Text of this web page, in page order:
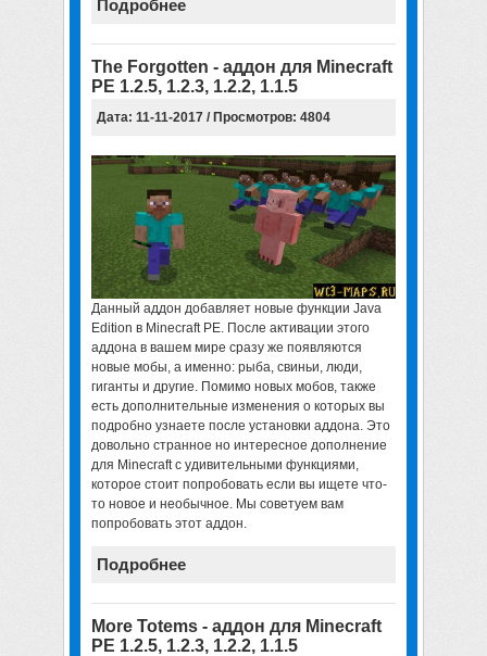
Подробнее
The Forgotten - аддон для Minecraft
PE 1.2.5, 1.2.3, 1.2.2, 1.1.5
Дата: 11-11-2017 / Просмотров: 4804
Данный аддон добавляет новые функции Java
Edition в Minecraft PE. После активации этого
аддона в вашем мире сразу же появляются
новые мобы, а именно: рыба, свиньи, люди,
гиганты и другие. Помимо новых мобов, также
есть дополнительные изменения о которых вы
подробно узнаете после установки аддона. Это
довольно странное но интересное дополнение
для Minecraft с удивительными функциями,
которое стоит попробовать если вы ищете что-
то новое и необычное. Мы советуем вам
попробовать этот аддон.
Подробнее
More Totems - аддон для Minecraft
PE 1.2.5, 1.2.3, 1.2.2, 1.1.5